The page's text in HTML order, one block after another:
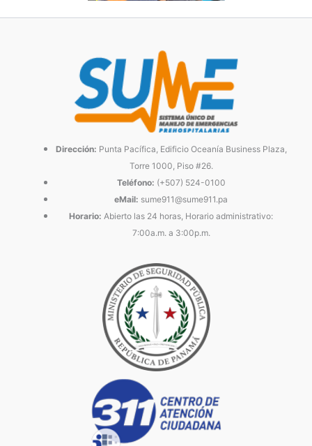
Dirección: Punta Pacífica, Edificio Oceanía Business Plaza,
Torre 1000, Piso #26.
Teléfono: (+507) 524-0100
eMail: sume911@sume911.pa
Horario: Abierto las 24 horas, Horario administrativo:
7:00a.m. a 3:00p.m.